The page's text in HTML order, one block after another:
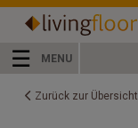
☰ MENU
Zurück zur Übersicht